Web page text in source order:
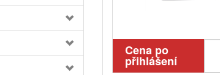
Cena po
přihlášení